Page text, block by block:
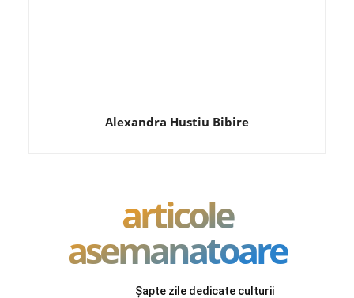
Alexandra Hustiu Bibire
articole
asemanatoare
Șapte zile dedicate culturii